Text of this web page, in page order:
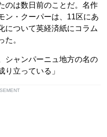
のは数日前のことだ。名作
ン・クーパーは、11区にあ
について英経済紙にコラム
た。
シャンパーニュ地方の名の
り立っている」